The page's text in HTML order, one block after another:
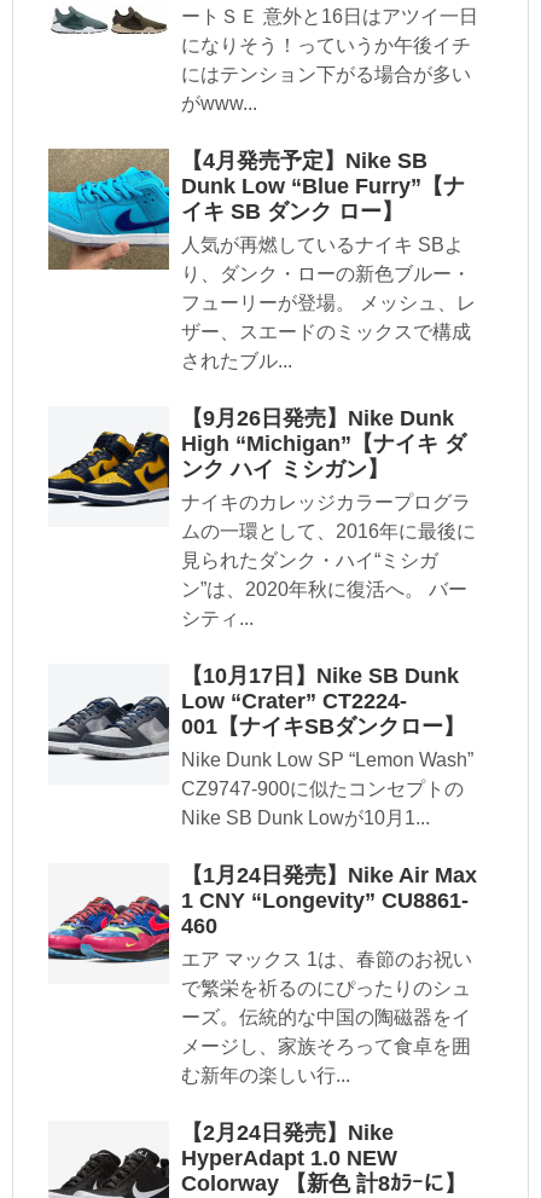
ートＳＥ 意外と16日はアツイ一日
になりそう！っていうか午後イチ
にはテンション下がる場合が多い
がwww...
【4月発売予定】Nike SB
Dunk Low “Blue Furry”【ナ
イキ SB ダンク ロー】
人気が再燃しているナイキ SBよ
り、ダンク・ローの新色ブルー・
フューリーが登場。 メッシュ、レ
ザー、スエードのミックスで構成
されたブル...
【9月26日発売】Nike Dunk
High “Michigan”【ナイキ ダ
ンク ハイ ミシガン】
ナイキのカレッジカラープログラ
ムの一環として、2016年に最後に
見られたダンク・ハイ“ミシガ
ン”は、2020年秋に復活へ。 バー
シティ...
【10月17日】Nike SB Dunk
Low “Crater” CT2224-
001【ナイキSBダンクロー】
Nike Dunk Low SP “Lemon Wash”
CZ9747-900に似たコンセプトの
Nike SB Dunk Lowが10月1...
【1月24日発売】Nike Air Max
1 CNY “Longevity” CU8861-
460
エア マックス 1は、春節のお祝い
で繁栄を祈るのにぴったりのシュ
ーズ。伝統的な中国の陶磁器をイ
メージし、家族そろって食卓を囲
む新年の楽しい行...
【2月24日発売】Nike
HyperAdapt 1.0 NEW
Colorway 【新色 計8ｶﾗｰに】